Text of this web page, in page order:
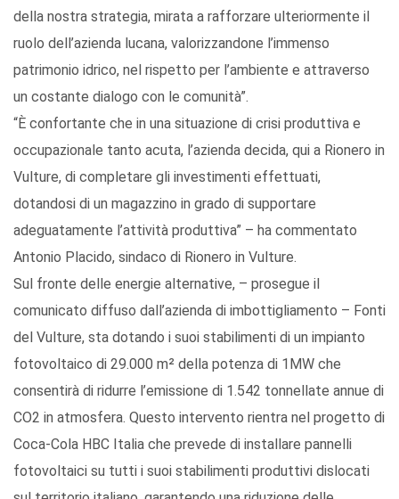
della nostra strategia, mirata a rafforzare ulteriormente il
ruolo dell’azienda lucana, valorizzandone l’immenso
patrimonio idrico, nel rispetto per l’ambiente e attraverso
un costante dialogo con le comunità”.
“È confortante che in una situazione di crisi produttiva e
occupazionale tanto acuta, l’azienda decida, qui a Rionero in
Vulture, di completare gli investimenti effettuati,
dotandosi di un magazzino in grado di supportare
adeguatamente l’attività produttiva” – ha commentato
Antonio Placido, sindaco di Rionero in Vulture.
Sul fronte delle energie alternative, – prosegue il
comunicato diffuso dall’azienda di imbottigliamento – Fonti
del Vulture, sta dotando i suoi stabilimenti di un impianto
fotovoltaico di 29.000 m² della potenza di 1MW che
consentirà di ridurre l’emissione di 1.542 tonnellate annue di
CO2 in atmosfera. Questo intervento rientra nel progetto di
Coca-Cola HBC Italia che prevede di installare pannelli
fotovoltaici su tutti i suoi stabilimenti produttivi dislocati